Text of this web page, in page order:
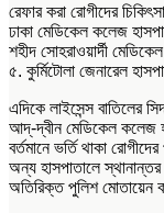
রেফার করা রোগীদের
ঢাকা মেডিকেল কলেজ
শহীদ সোহরাওয়ার্দী
৫. কুর্মিটোলা জেনারেল
এদিকে লাইসেন্স বাতিলের
আদ্-দ্বীন মেডিকেল কলেজ
বর্তমানে ভর্তি থাকা
অন্য হাসপাতালে স্থানান্তর
অতিরিক্ত পুলিশ মোতায়েন